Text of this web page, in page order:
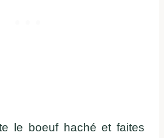
le boeuf haché et faites